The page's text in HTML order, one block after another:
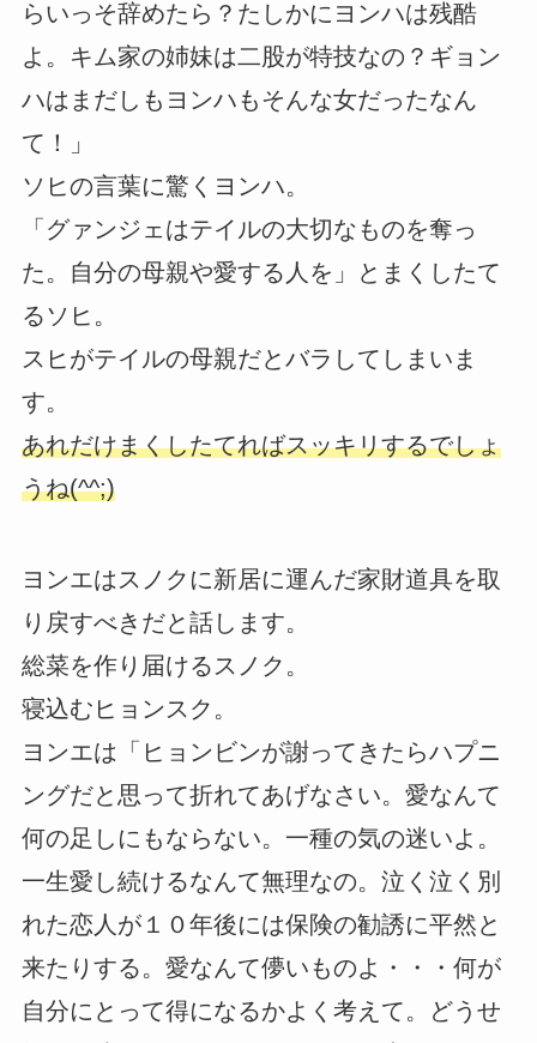
らいっそ辞めたら？たしかにヨンハは残酷
よ。キム家の姉妹は二股が特技なの？ギョン
ハはまだしもヨンハもそんな女だったなん
て！」
ソヒの言葉に驚くヨンハ。
「グァンジェはテイルの大切なものを奪っ
た。自分の母親や愛する人を」とまくしたて
るソヒ。
スヒがテイルの母親だとバラしてしまいま
す。
あれだけまくしたてればスッキリするでしょ
うね(^^;)
ヨンエはスノクに新居に運んだ家財道具を取
り戻すべきだと話します。
総菜を作り届けるスノク。
寝込むヒョンスク。
ヨンエは「ヒョンビンが謝ってきたらハプニ
ングだと思って折れてあげなさい。愛なんて
何の足しにもならない。一種の気の迷いよ。
一生愛し続けるなんて無理なの。泣く泣く別
れた恋人が１０年後には保険の勧誘に平然と
来たりする。愛なんて儚いものよ・・・何が
自分にとって得になるかよく考えて。どうせ